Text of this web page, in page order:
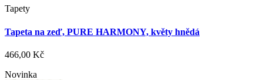
Tapety
Tapeta na zeď, PURE HARMONY, květy hnědá
466,00 Kč
Novinka